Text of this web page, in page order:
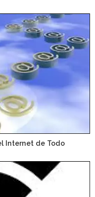
Internet de Todo